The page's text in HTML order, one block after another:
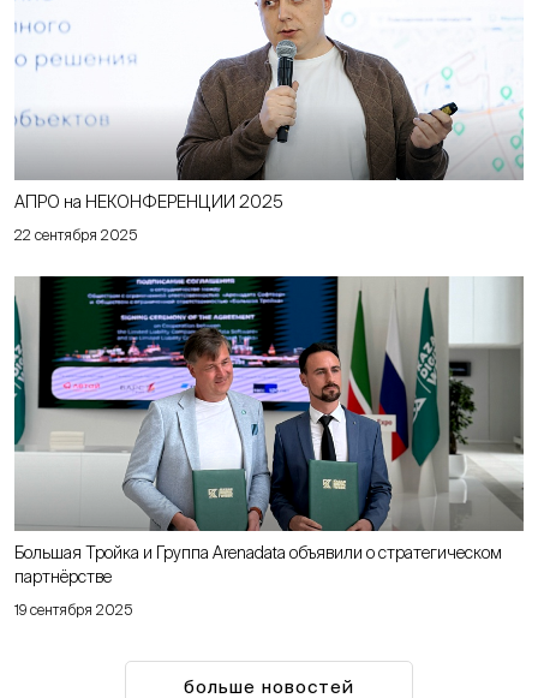
22 сентября 2025
АПРО на НЕКОНФЕРЕНЦИИ 2025
19 сентября 2025
Большая Тройка и Группа Arenadata объявили о стратегическом
партнёрстве
больше новостей